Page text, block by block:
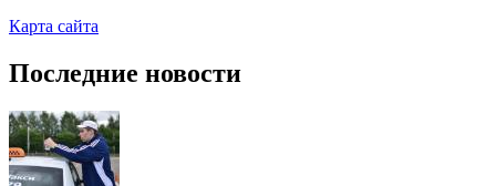
Карта сайта
Последние новости